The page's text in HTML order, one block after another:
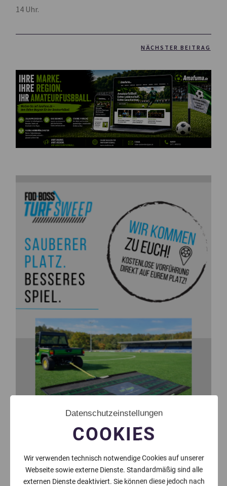
14 Uhr.
NÄCHSTER BEITRAG
Datenschutzeinstellungen
COOKIES
Wir verwenden technisch notwendige Cookies auf unserer
Webseite sowie externe Dienste. Standardmäßig sind alle
externen Dienste deaktiviert. Sie können diese jedoch nach